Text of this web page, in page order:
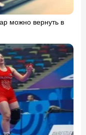
можно вернуть в